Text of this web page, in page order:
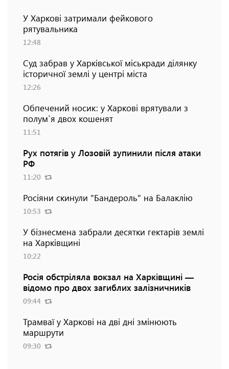
У Харкові затримали фейкового
рятувальника
12:48
Суд забрав у Харківської міськради ділянку
історичної землі у центрі міста
12:26
Обпечений носик: у Харкові врятували з
полум`я двох кошенят
11:51
Рух потягів у Лозовій зупинили після атаки
РФ
11:20
Росіяни скинули "Бандероль" на Балаклію
10:53
У бізнесмена забрали десятки гектарів землі
на Харківщині
10:22
Росія обстріляла вокзал на Харківщині —
відомо про двох загиблих залізничників
09:44
Трамваї у Харкові на дві дні змінюють
маршрути
09:30